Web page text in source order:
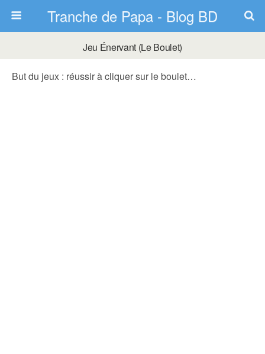
Tranche de Papa - Blog BD
Jeu Énervant (le Boulet)
But du jeux : réussir à cliquer sur le boulet…